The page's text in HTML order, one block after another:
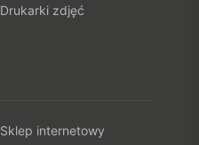
Drukarki zdjęć
Sklep internetowy